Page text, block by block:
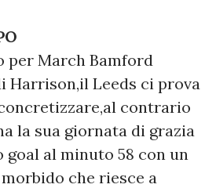
per March Bamford
Harrison,il Leeds ci prova
contrario
la sua giornata di grazia
goal al minuto 58 con un
che riesce a